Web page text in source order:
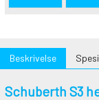
Beskrivelse
Schuberth S3